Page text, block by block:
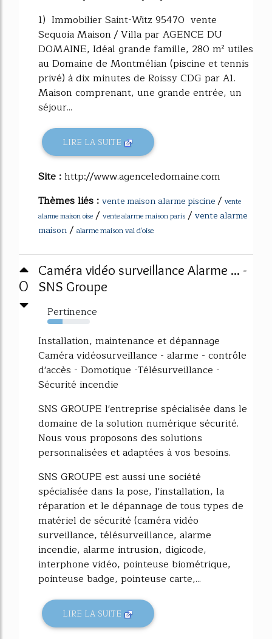
1) Immobilier Saint-Witz 95470 vente
Sequoia Maison / Villa par AGENCE DU
DOMAINE, Idéal grande famille, 280 m² utiles
au Domaine de Montmélian (piscine et tennis
privé) à dix minutes de Roissy CDG par A1.
Maison comprenant, une grande entrée, un
séjour...
LIRE LA SUITE
Site :http://www.agenceledomaine.com
Thèmes liés : vente maison alarme piscine/ vente
alarme maison oise / vente alarme maison paris / vente alarme
maison/ alarme maison val d'oise
0
Caméra vidéo surveillance Alarme ... -
SNS Groupe
Pertinence
36%
Installation, maintenance et dépannage
Caméra vidéosurveillance - alarme - contrôle
d'accès - Domotique -Télésurveillance -
Sécurité incendie
SNS GROUPE l'entreprise spécialisée dans le
domaine de la solution numérique sécurité.
Nous vous proposons des solutions
personnalisées et adaptées à vos besoins.
SNS GROUPE est aussi une société
spécialisée dans la pose, l'installation, la
réparation et le dépannage de tous types de
matériel de sécurité (caméra vidéo
surveillance, télésurveillance, alarme
incendie, alarme intrusion, digicode,
interphone vidéo, pointeuse biométrique,
pointeuse badge, pointeuse carte,...
LIRE LA SUITE